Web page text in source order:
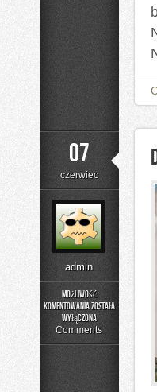
07
czerwiec
admin
Możliwość
komentowania
Domowe
została
wyłączona
Comments